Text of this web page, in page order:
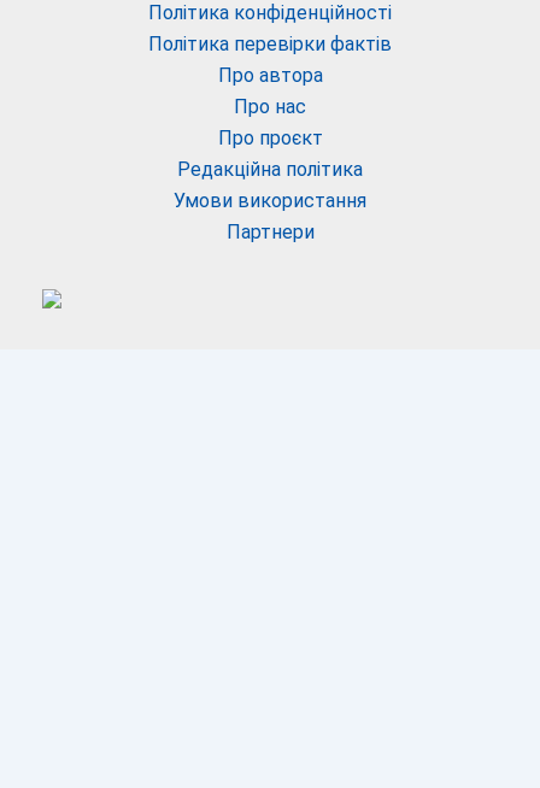
Політика конфіденційності
Політика перевірки фактів
Про автора
Про нас
Про проєкт
Редакційна політика
Умови використання
Партнери